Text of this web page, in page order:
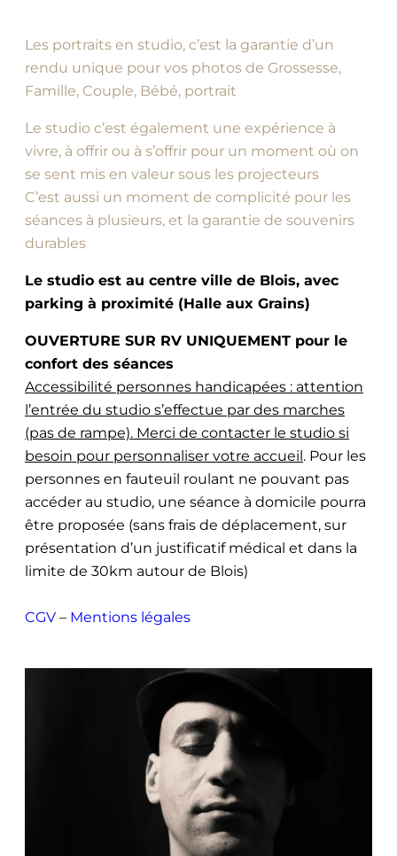
Les portraits en studio, c’est la garantie d’un
rendu unique pour vos photos de Grossesse,
Famille, Couple, Bébé, portrait
Le studio c’est également une expérience à
vivre, à offrir ou à s’offrir pour un moment où on
se sent mis en valeur sous les projecteurs
C’est aussi un moment de complicité pour les
séances à plusieurs, et la garantie de souvenirs
durables
Le studio est au centre ville de Blois, avec
parking à proximité (Halle aux Grains)
OUVERTURE SUR RV UNIQUEMENT pour le
confort des séances
Accessibilité personnes handicapées : attention
l’entrée du studio s’effectue par des marches
(pas de rampe). Merci de contacter le studio si
besoin pour personnaliser votre accueil. Pour les
personnes en fauteuil roulant ne pouvant pas
accéder au studio, une séance à domicile pourra
être proposée (sans frais de déplacement, sur
présentation d’un justificatif médical et dans la
limite de 30km autour de Blois)
CGV – Mentions légales